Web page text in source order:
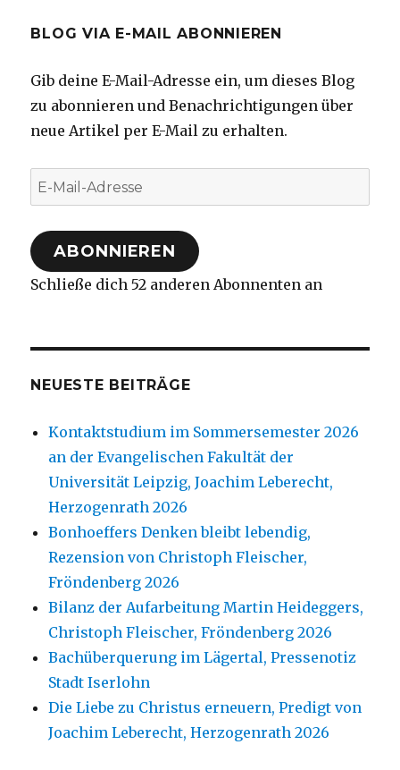
BLOG VIA E-MAIL ABONNIEREN
Gib deine E-Mail-Adresse ein, um dieses Blog
zu abonnieren und Benachrichtigungen über
neue Artikel per E-Mail zu erhalten.
E-
Mail-
Adresse
ABONNIEREN
Schließe dich 52 anderen Abonnenten an
NEUESTE BEITRÄGE
Kontaktstudium im Sommersemester 2026
an der Evangelischen Fakultät der
Universität Leipzig, Joachim Leberecht,
Herzogenrath 2026
Bonhoeffers Denken bleibt lebendig,
Rezension von Christoph Fleischer,
Fröndenberg 2026
Bilanz der Aufarbeitung Martin Heideggers,
Christoph Fleischer, Fröndenberg 2026
Bachüberquerung im Lägertal, Pressenotiz
Stadt Iserlohn
Die Liebe zu Christus erneuern, Predigt von
Joachim Leberecht, Herzogenrath 2026